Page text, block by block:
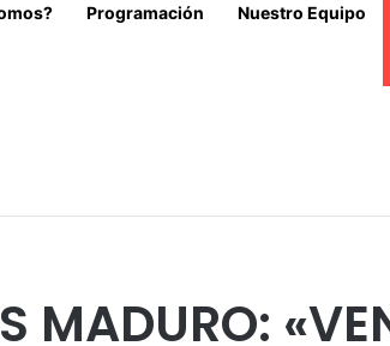
Programación Nuestro Equipo
MADURO: